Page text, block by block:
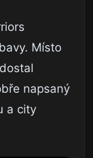
Místo
napsaný
a city